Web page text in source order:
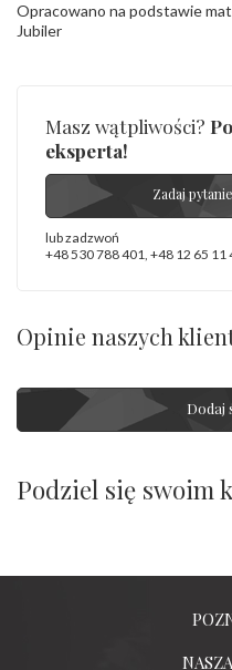
Opracowano na podstawie
Jubiler
Masz wątpliwości?
eksperta!
Zadaj pytanie
lub zadzwoń
+48 530 788 401, +48 12 65 11
Opinie naszych
Dodaj
Podziel się swoim